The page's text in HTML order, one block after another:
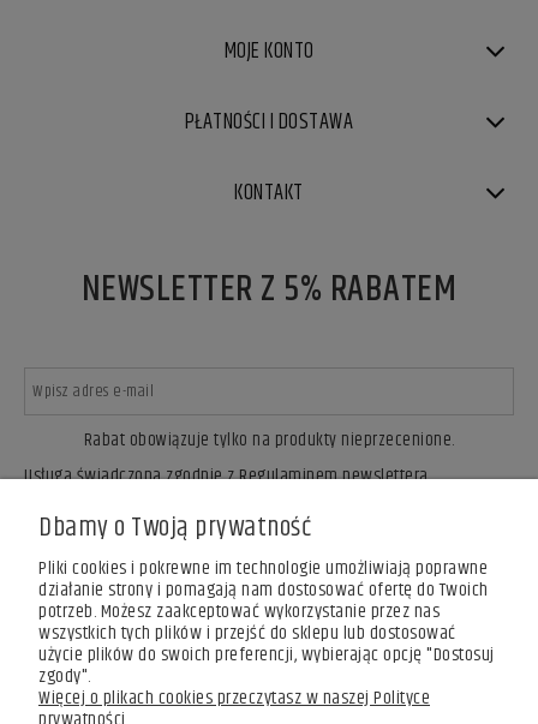
MOJE KONTO
PŁATNOŚCI I DOSTAWA
KONTAKT
NEWSLETTER Z 5% RABATEM
Rabat obowiązuje tylko na produkty nieprzecenione.
ZAPISZ SIĘ
Usługa świadczona zgodnie z Regulaminem newslettera.
Dbamy o Twoją prywatność
Pliki cookies i pokrewne im technologie umożliwiają poprawne
działanie strony i pomagają nam dostosować ofertę do Twoich
potrzeb. Możesz zaakceptować wykorzystanie przez nas
wszystkich tych plików i przejść do sklepu lub dostosować
użycie plików do swoich preferencji, wybierając opcję "Dostosuj
zgody".
Więcej o plikach cookies przeczytasz w naszej Polityce